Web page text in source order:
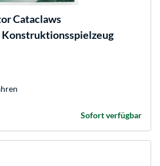
Cataclaws
Konstruktionsspielzeug
Sofort verfügbar